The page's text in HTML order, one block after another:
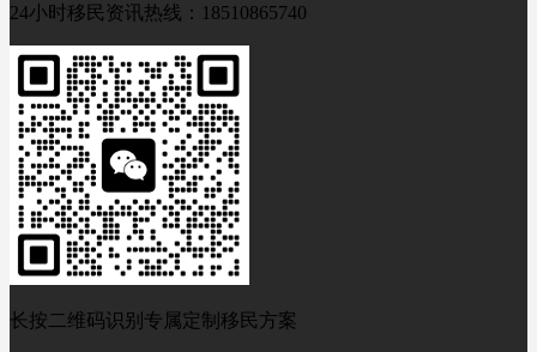
24小时移民资讯热线：18510865740
长按二维码识别专属定制移民方案